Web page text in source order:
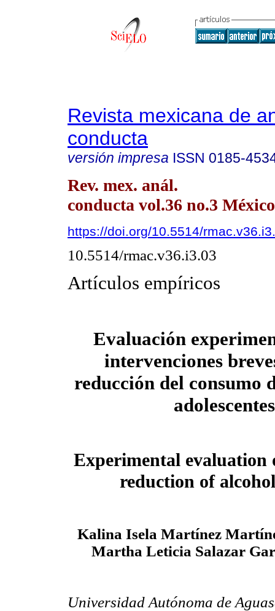
Revista mexicana de
conducta
versión impresa ISSN 0185-
Rev. mex. anál.
conducta vol.36 no.3
https://doi.org/10.5514/
10.5514/rmac.v36.i3.03
Artículos empíricos
Evaluación
intervenciones
reducción del consumo
adolescentes
Experimental
reduction of
Kalina Isela Martínez
Martha Leticia Salazar
Universidad Autónoma de